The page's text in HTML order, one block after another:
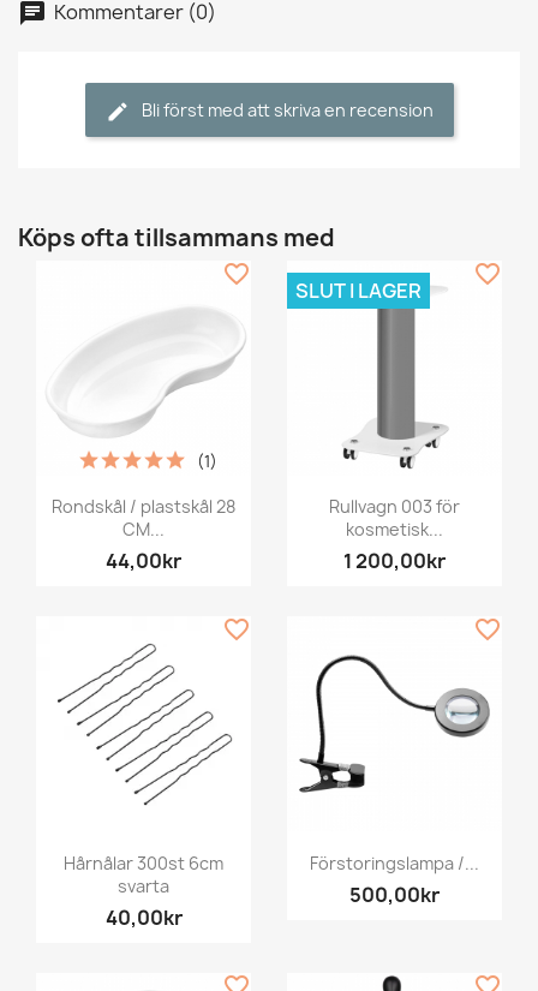
Kommentarer (0)
Bli först med att skriva en recension
Köps ofta tillsammans med
Rondskål / plastskål 28
CM...
44,00kr
(1)
favorite_border
Rullvagn 003 för
kosmetisk...
1 200,00kr
SLUT I LAGER
favorite_border
Hårnålar 300st 6cm
svarta
40,00kr
favorite_border
Förstoringslampa /...
500,00kr
favorite_border